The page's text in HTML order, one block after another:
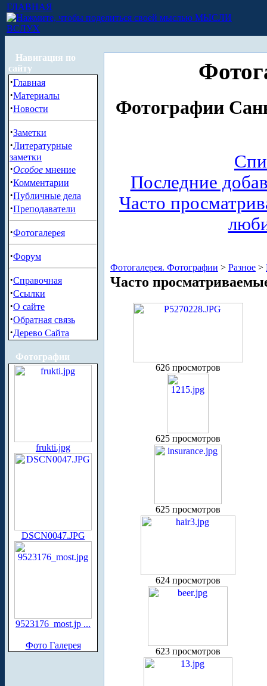
ГЛАВНАЯ
МЫСЛИ
ВСЛУХ
Навигация по
сайту
·Главная
·Материалы
·Новости
·Заметки
·Литературные
заметки
·Особое мнение
·Комментарии
·Публичные дела
·Преподаватели
·Фотогалерея
·Форум
·Справочная
·Ссылки
·О сайте
·Обратная связь
·Дерево Сайта
Фотографии
frukti.jpg
DSCN0047.JPG
9523176_most.jp ...
Фото Галерея
Фотографии
Последние
Часто
Фотогалерея. Фотографии > Разное >
Часто
626 просмотров
625 просмотров
625 просмотров
624 просмотров
623 просмотров